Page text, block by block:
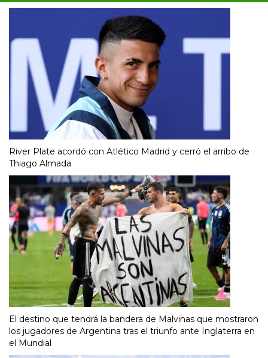
River Plate acordó con Atlético Madrid y cerró el arribo de
Thiago Almada
El destino que tendrá la bandera de Malvinas que mostraron
los jugadores de Argentina tras el triunfo ante Inglaterra en
el Mundial